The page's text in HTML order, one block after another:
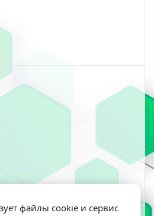
файлы cookie и сервис